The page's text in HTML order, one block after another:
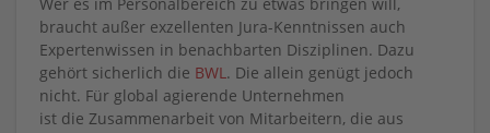
Wer es im Personalbereich zu etwas bringen will,
braucht außer exzellenten Jura-Kenntnissen auch
Expertenwissen in benachbarten Disziplinen. Dazu
gehört sicherlich die BWL. Die allein genügt jedoch
nicht. Für global agierende Unternehmen
ist die Zusammenarbeit von Mitarbeitern, die aus